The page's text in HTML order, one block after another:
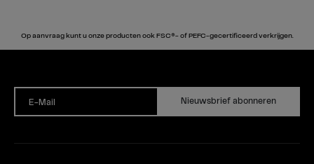
Op aanvraag kunt u onze producten ook FSC®- of PEFC-gecertificeerd verkrijgen.
E-Mail Nieuwsbrief abonneren